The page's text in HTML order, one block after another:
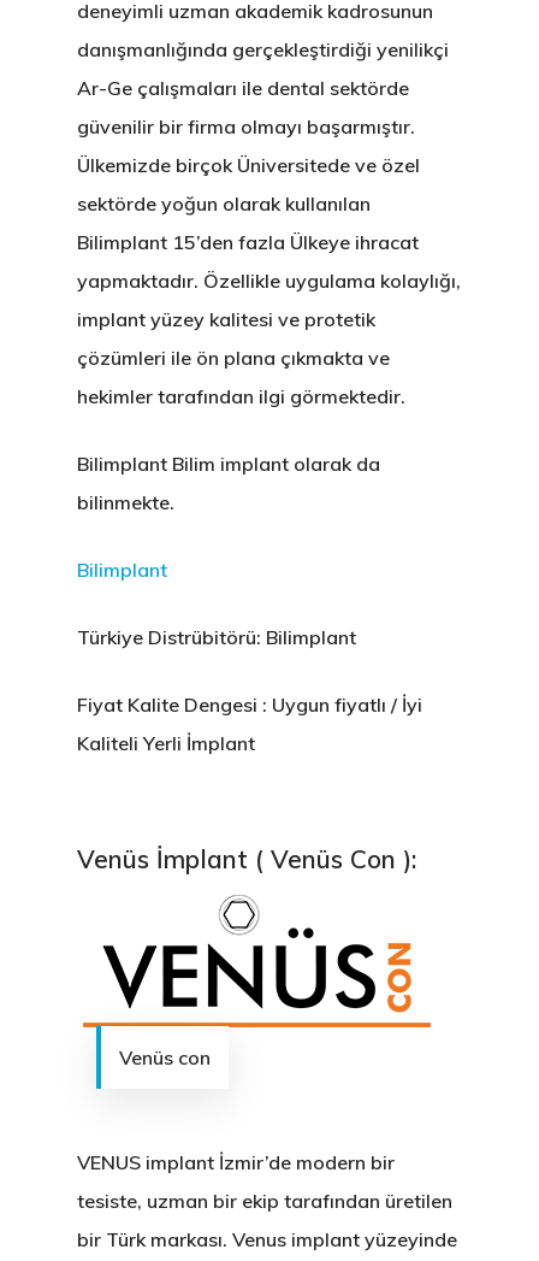
deneyimli uzman akademik kadrosunun
danışmanlığında gerçekleştirdiği yenilikçi
Ar-Ge çalışmaları ile dental sektörde
güvenilir bir firma olmayı başarmıştır.
Ülkemizde birçok Üniversitede ve özel
sektörde yoğun olarak kullanılan
Bilimplant 15’den fazla Ülkeye ihracat
yapmaktadır. Özellikle uygulama kolaylığı,
implant yüzey kalitesi ve protetik
çözümleri ile ön plana çıkmakta ve
hekimler tarafından ilgi görmektedir.
Bilimplant Bilim implant olarak da
bilinmekte.
Bilimplant
Türkiye Distrübitörü: Bilimplant
Fiyat Kalite Dengesi : Uygun fiyatlı / İyi
Kaliteli Yerli İmplant
Venüs İmplant ( Venüs Con ):
Venüs con
VENUS implant İzmir’de modern bir
tesiste, uzman bir ekip tarafından üretilen
bir Türk markası. Venus implant yüzeyinde